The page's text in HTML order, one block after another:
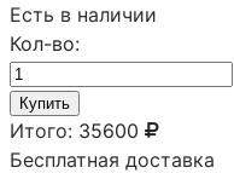
Есть в наличии
Кол-во:
Купить
Итого: 35600
Бесплатная доставка